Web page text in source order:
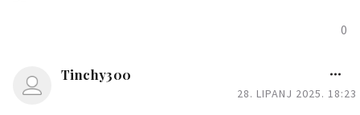
0
Tinchy300
28. LIPANJ 2025. 18:23